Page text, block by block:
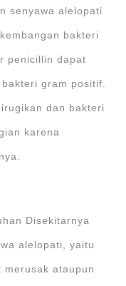
senyawa alelopati
bakteri
penicillin dapat
gram positif.
dan bakteri
karena
Disekitarnya
alelopati, yaitu
merusak ataupun